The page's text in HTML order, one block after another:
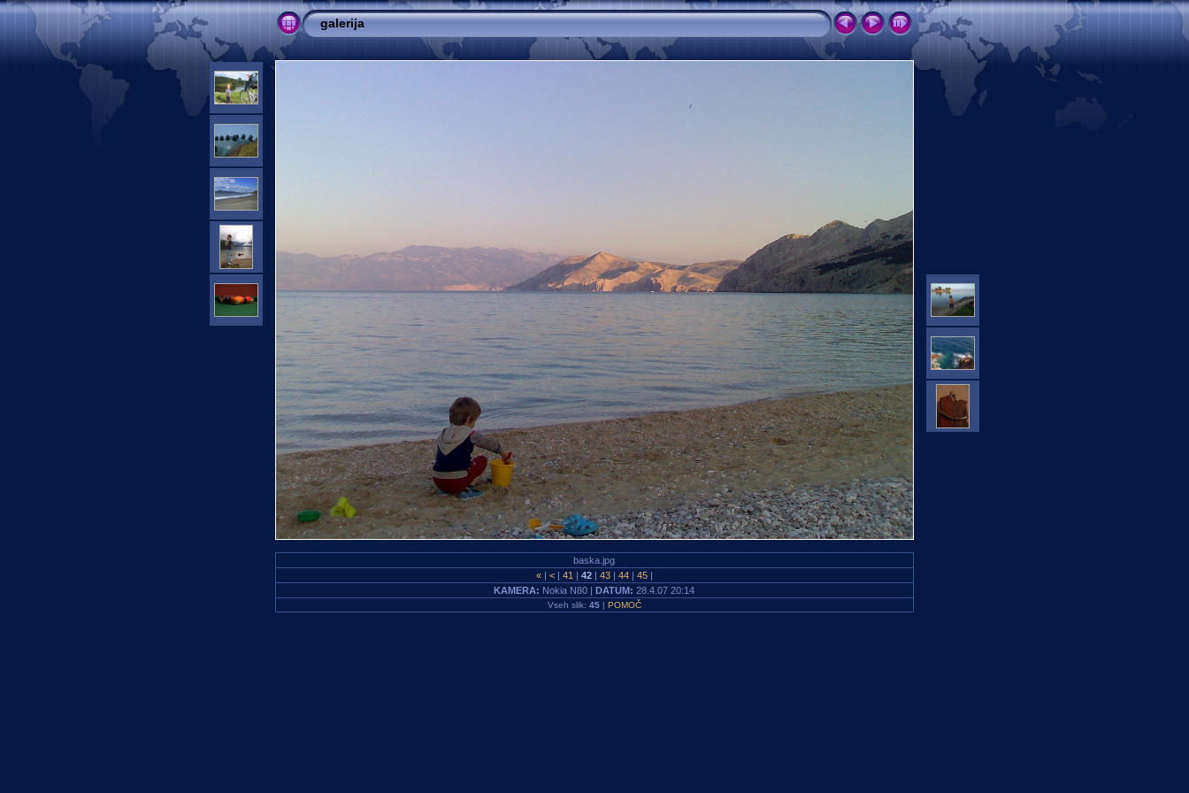
galerija
baska.jpg
« | < | 41 | 42 | 43 | 44 | 45 |
KAMERA: Nokia N80 |DATUM:28.4.07 20:14
Vseh slik: 45| POMOČ